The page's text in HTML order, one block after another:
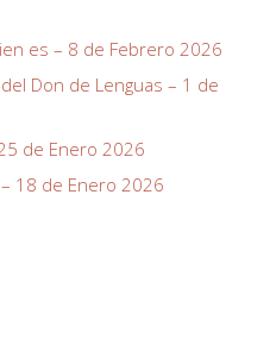
es – 8 de Febrero 2026
Don de Lenguas – 1 de
de Enero 2026
18 de Enero 2026